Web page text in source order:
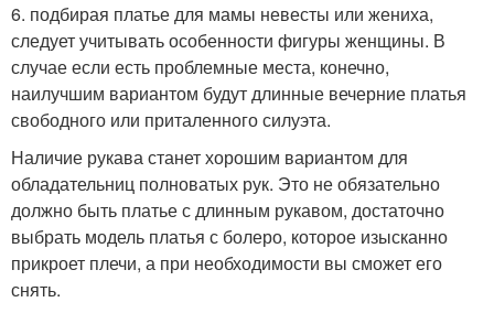
6. подбирая платье для мамы невесты или жениха,
следует учитывать особенности фигуры женщины. В
случае если есть проблемные места, конечно,
наилучшим вариантом будут длинные вечерние платья
свободного или приталенного силуэта.
Наличие рукава станет хорошим вариантом для
обладательниц полноватых рук. Это не обязательно
должно быть платье с длинным рукавом, достаточно
выбрать модель платья с болеро, которое изысканно
прикроет плечи, а при необходимости вы сможет его
снять.